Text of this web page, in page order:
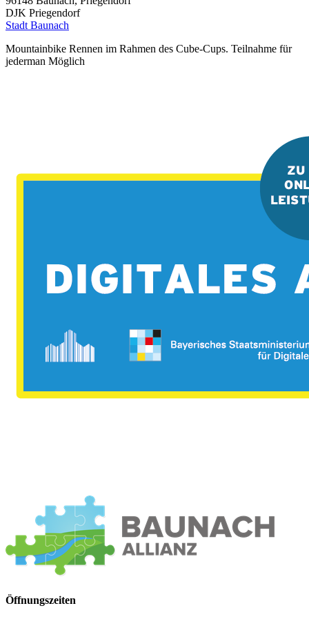
DJK Priegendorf
Stadt Baunach
Mountainbike Rennen im Rahmen des Cube-Cups. Teilnahme für
jederman Möglich
Öffnungszeiten